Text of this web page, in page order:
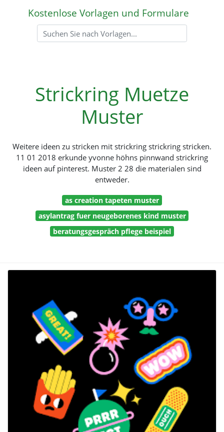
Kostenlose Vorlagen und Formulare
Strickring Muetze
Muster
Weitere ideen zu stricken mit strickring strickring stricken.
11 01 2018 erkunde yvonne höhns pinnwand strickring
ideen auf pinterest. Muster 2 28 die materialen sind
entweder.
as creation tapeten muster
asylantrag fuer neugeborenes kind muster
beratungsgespräch pflege beispiel